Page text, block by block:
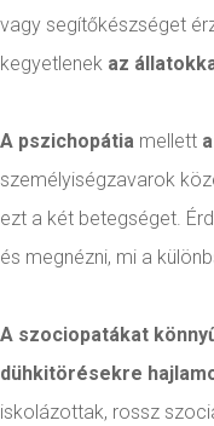
vagy segítőkészséget
kegyetlenek az
A pszichopátia mellett
személyiségzavarok
ezt a két betegséget.
és megnézni, mi a
A szociopatákat
dühkitörésekre
iskolázottak, rossz